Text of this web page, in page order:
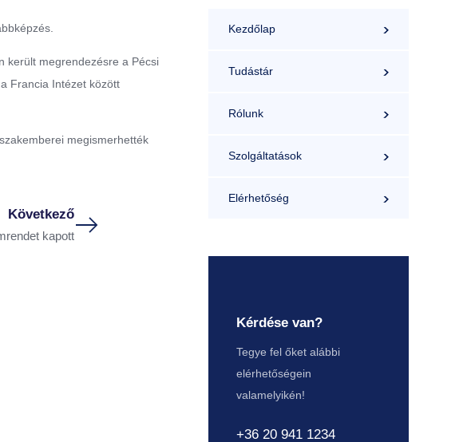
került megrendezésre a Pécsi
Francia Intézet között
megismerhették
Következő
kapott
Kezdőlap
Tudástár
Rólunk
Szolgáltatások
Elérhetőség
Kérdése van?
Tegye fel őket alábbi
elérhetőségein
valamelyikén!
+36 20 941 1234